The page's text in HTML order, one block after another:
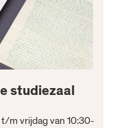
studiezaal
m vrijdag van 10:30-